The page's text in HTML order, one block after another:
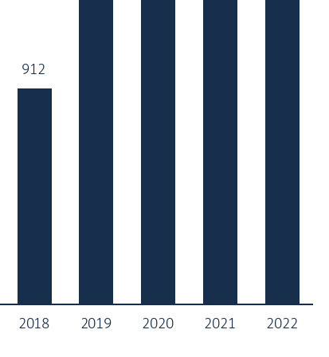
2018 2019 2020 2021 2022
912
912